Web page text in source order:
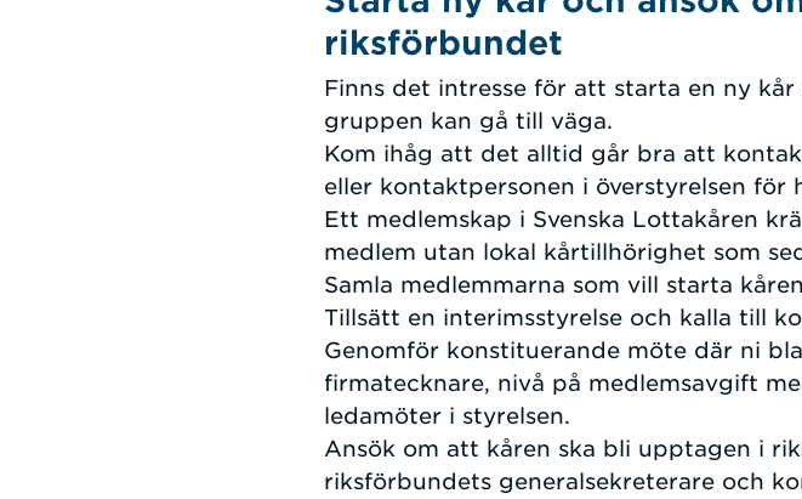
riksförbundet
Finns det intresse för att starta en ny
gruppen kan gå till väga.
Kom ihåg att det alltid går bra att
eller kontaktpersonen i överstyrelsen för
Ett medlemskap i Svenska Lottakåren
medlem utan lokal kårtillhörighet som
Samla medlemmarna som vill starta
Tillsätt en interimsstyrelse och kalla till
Genomför konstituerande möte där ni
firmatecknare, nivå på medlemsavgift
ledamöter i styrelsen.
Ansök om att kåren ska bli upptagen i
riksförbundets generalsekreterare och